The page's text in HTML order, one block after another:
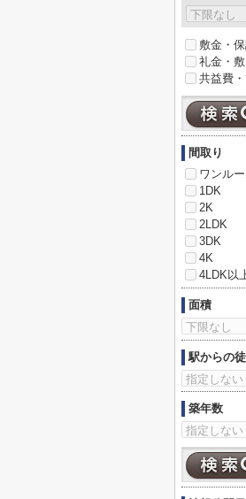
敷金・
礼金・
共益費
間取り
ワンル
1DK
2K
2LDK
3DK
4K
4LDK以
面積
駅からの
築年数